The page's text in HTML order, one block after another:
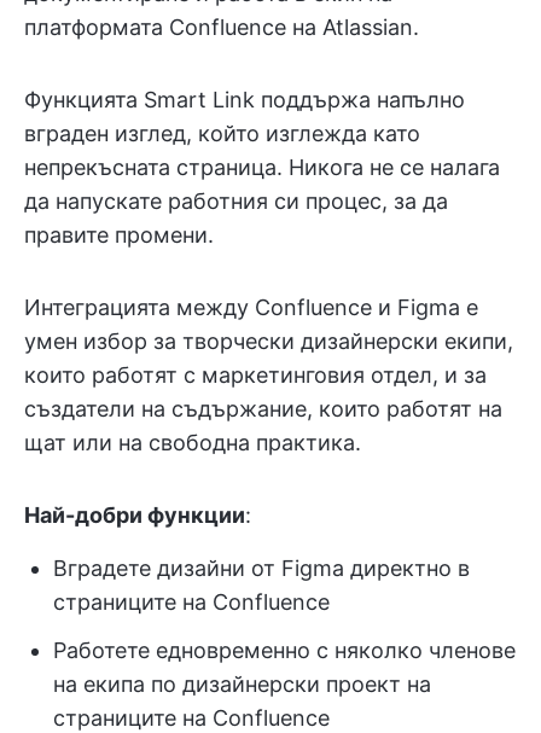
платформата Confluence на Atlassian.
Функцията Smart Link поддържа напълно
вграден изглед, който изглежда като
непрекъсната страница. Никога не се налага
да напускате работния си процес, за да
правите промени.
Интеграцията между Confluence и Figma е
умен избор за творчески дизайнерски екипи,
които работят с маркетинговия отдел, и за
създатели на съдържание, които работят на
щат или на свободна практика.
Най-добри функции:
Вградете дизайни от Figma директно в
страниците на Confluence
Работете едновременно с няколко членове
на екипа по дизайнерски проект на
страниците на Confluence